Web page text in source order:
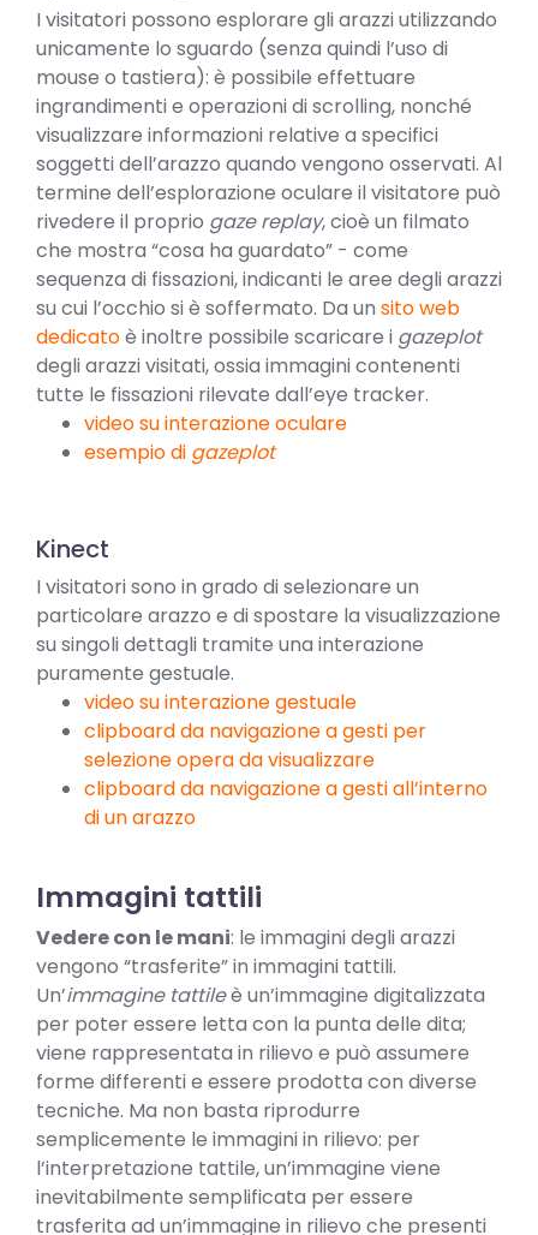
I visitatori possono esplorare gli arazzi utilizzando
unicamente lo sguardo (senza quindi l’uso di
mouse o tastiera): è possibile effettuare
ingrandimenti e operazioni di scrolling, nonché
visualizzare informazioni relative a specifici
soggetti dell’arazzo quando vengono osservati. Al
termine dell’esplorazione oculare il visitatore può
rivedere il proprio gaze replay, cioè un filmato
che mostra “cosa ha guardato” - come
sequenza di fissazioni, indicanti le aree degli arazzi
su cui l’occhio si è soffermato. Da un sito web
dedicatoè inoltre possibile scaricare i gazeplot
degli arazzi visitati, ossia immagini contenenti
tutte le fissazioni rilevate dall’eye tracker.
video su interazione oculare
esempio di gazeplot
Kinect
I visitatori sono in grado di selezionare un
particolare arazzo e di spostare la visualizzazione
su singoli dettagli tramite una interazione
puramente gestuale.
video su interazione gestuale
clipboard da navigazione a gesti per
selezione opera da visualizzare
clipboard da navigazione a gesti all’interno
di un arazzo
Immagini tattili
Vedere con le mani: le immagini degli arazzi
vengono “trasferite” in immagini tattili.
Un’immagine tattileè un’immagine digitalizzata
per poter essere letta con la punta delle dita;
viene rappresentata in rilievo e può assumere
forme differenti e essere prodotta con diverse
tecniche. Ma non basta riprodurre
semplicemente le immagini in rilievo: per
l’interpretazione tattile, un’immagine viene
inevitabilmente semplificata per essere
trasferita ad un’immagine in rilievo che presenti